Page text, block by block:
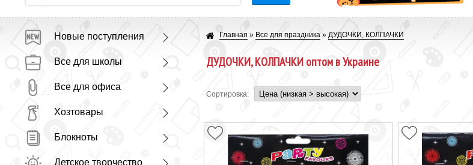
Новые поступления
Все для школы
Все для офиса
Хозтовары
Блокноты
Детское творчество
Главная » Все для праздника » ДУДОЧКИ, КОЛПАЧКИ
ДУДОЧКИ, КОЛПАЧКИ оптом в Украине
Сортировка: